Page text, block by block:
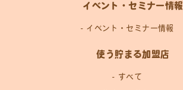
イベント・セミナー情報
イベント・セミナー情報
使う貯まる加盟店
すべて